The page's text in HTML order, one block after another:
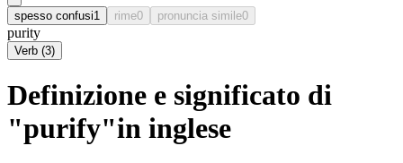
spesso confusi1 rime0 pronuncia simile0
purity
Verb (3)
Definizione e significato di
"purify"in inglese